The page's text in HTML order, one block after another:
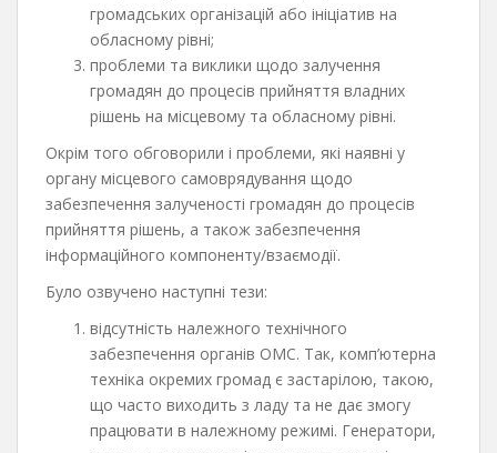
громадських організацій або ініціатив на
обласному рівні;
проблеми та виклики щодо залучення
громадян до процесів прийняття владних
рішень на місцевому та обласному рівні.
Окрім того обговорили і проблеми, які наявні у
органу місцевого самоврядування щодо
забезпечення залученості громадян до процесів
прийняття рішень, а також забезпечення
інформаційного компоненту/взаємодії.
Було озвучено наступні тези:
відсутність належного технічного
забезпечення органів ОМС. Так, комп’ютерна
техніка окремих громад є застарілою, такою,
що часто виходить з ладу та не дає змогу
працювати в належному режимі. Генератори,